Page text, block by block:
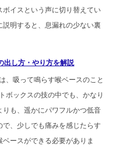
イスという声に切り替えてい
明すると、息漏れの少ない裏
出し方・やり方を解説
、吸って鳴らす喉ベースのこと
ボックスの技の中でも、かなり
も、遥かにパワフルかつ低音
、少しでも痛みを感じたらす
ースができる必要がありま